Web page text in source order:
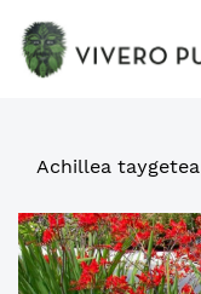
Achillea taygetea